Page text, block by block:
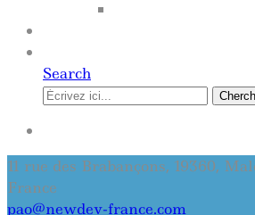
Search
11 rue des Brabançons, 19360,
France
pao@newdev-france.com